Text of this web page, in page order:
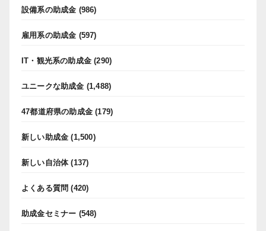
設備系の助成金 (986)
雇用系の助成金 (597)
IT・観光系の助成金 (290)
ユニークな助成金 (1,488)
47都道府県の助成金 (179)
新しい助成金 (1,500)
新しい自治体(137)
よくある質問 (420)
助成金セミナー (548)